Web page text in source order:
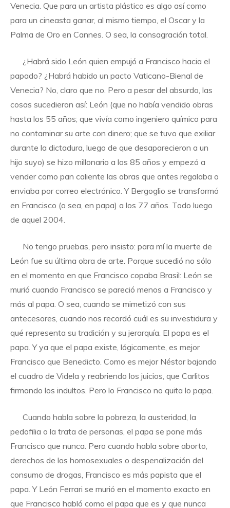
Venecia. Que para un artista plástico es algo así como
para un cineasta ganar, al mismo tiempo, el Oscar y la
Palma de Oro en Cannes. O sea, la consagración total.
¿Habrá sido León quien empujó a Francisco hacia el
papado? ¿Habrá habido un pacto Vaticano-Bienal de
Venecia? No, claro que no. Pero a pesar del absurdo, las
cosas sucedieron así: León (que no había vendido obras
hasta los 55 años; que vivía como ingeniero químico para
no contaminar su arte con dinero; que se tuvo que exiliar
durante la dictadura, luego de que desaparecieron a un
hijo suyo) se hizo millonario a los 85 años y empezó a
vender como pan caliente las obras que antes regalaba o
enviaba por correo electrónico. Y Bergoglio se transformó
en Francisco (o sea, en papa) a los 77 años. Todo luego
de aquel 2004.
No tengo pruebas, pero insisto: para mí la muerte de
León fue su última obra de arte. Porque sucedió no sólo
en el momento en que Francisco copaba Brasil: León se
murió cuando Francisco se pareció menos a Francisco y
más al papa. O sea, cuando se mimetizó con sus
antecesores, cuando nos recordó cuál es su investidura y
qué representa su tradición y su jerarquía. El papa es el
papa. Y ya que el papa existe, lógicamente, es mejor
Francisco que Benedicto. Como es mejor Néstor bajando
el cuadro de Videla y reabriendo los juicios, que Carlitos
firmando los indultos. Pero lo Francisco no quita lo papa.
Cuando habla sobre la pobreza, la austeridad, la
pedofilia o la trata de personas, el papa se pone más
Francisco que nunca. Pero cuando habla sobre aborto,
derechos de los homosexuales o despenalización del
consumo de drogas, Francisco es más papista que el
papa. Y León Ferrari se murió en el momento exacto en
que Francisco habló como el papa que es y que nunca